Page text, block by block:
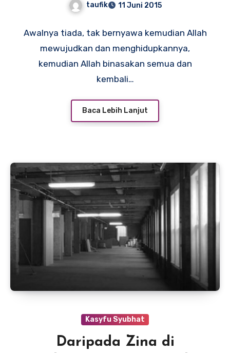
taufik 11 Juni 2015
Awalnya tiada, tak bernyawa kemudian Allah
mewujudkan dan menghidupkannya,
kemudian Allah binasakan semua dan
kembali…
Baca Lebih Lanjut
Kasyfu Syubhat
Daripada Zina di